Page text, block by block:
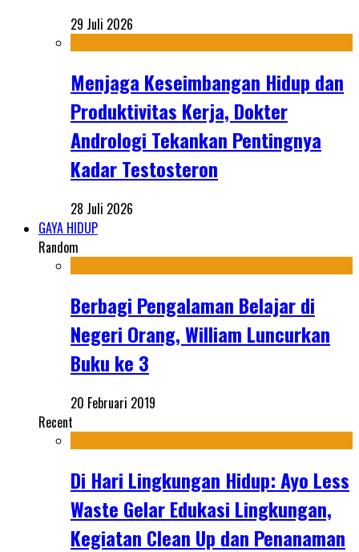
29 Juli 2026
Menjaga Keseimbangan Hidup dan
Produktivitas Kerja, Dokter
Andrologi Tekankan Pentingnya
Kadar Testosteron
28 Juli 2026
GAYA HIDUP
Random
Berbagi Pengalaman Belajar di
Negeri Orang, William Luncurkan
Buku ke 3
20 Februari 2019
Recent
Di Hari Lingkungan Hidup: Ayo Less
Waste Gelar Edukasi Lingkungan,
Kegiatan Clean Up dan Penanaman